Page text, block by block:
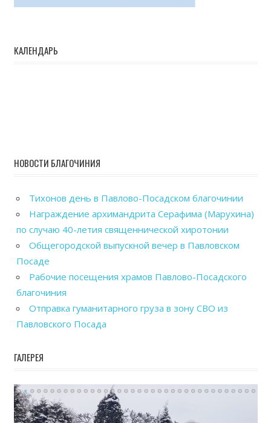
КАЛЕНДАРЬ
НОВОСТИ БЛАГОЧИНИЯ
Тихонов день в Павлово-Посадском благочинии
Награждение архимандрита Серафима (Марухина)
по случаю 40-летия священнической хиротонии
Общегородской выпускной вечер в Павловском
Посаде
Рабочие посещения храмов Павлово-Посадского
благочиния
Отправка гуманитарного груза в зону СВО из
Павловского Посада
ГАЛЕРЕЯ